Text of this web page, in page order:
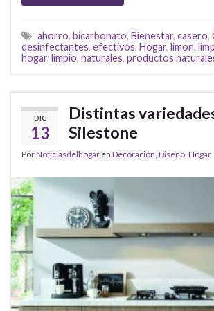
ahorro, bicarbonato, Bienestar, casero,
desinfectantes, efectivos, Hogar, limon,
hogar, limpio, naturales, productos
DIC
13
Distintas
Silestone
PorNoticiasdelhogar en Decoración Diseño Hogar